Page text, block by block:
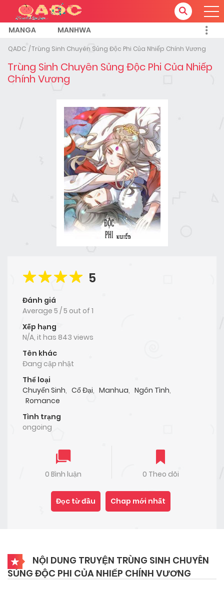
MANGA MANHWA
QADC Trùng Sinh Chuyên Sủng Độc Phi Của Nhiếp Chính Vương
Trùng Sinh Chuyên Sủng Độc Phi Của Nhiếp
Chính Vương
5
Đánh giá
Average 5 /5 out of 1
Xếp hạng
N/A, it has 843 views
Tên khác
Đang cập nhật
Thể loại
Chuyển Sinh, Cổ Đại, Manhua, Ngôn Tình,
Romance
Tình trạng
ongoing
0 Bình luận 0 Theo dõi
Đọc từ đầu Chap mới nhất
NỘI DUNG TRUYỆN TRÙNG SINH CHUYÊN
SỦNG ĐỘC PHI CỦA NHIẾP CHÍNH VƯƠNG